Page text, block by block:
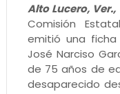
Alto Lucero, Ver.,
Comisión
emitió una
José Narciso
de 75 años de
desaparecido